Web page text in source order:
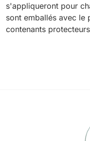
s'appliqueront pour
sont emballés avec le
contenants